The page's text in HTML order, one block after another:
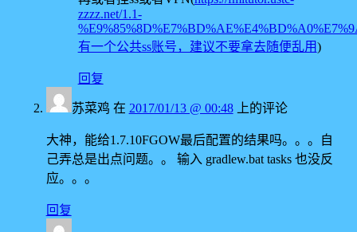
zzzz.net/1.1-
有一个公共ss账号，建议不要拿去随便乱用)
回复
苏菜鸡 在 2017/01/13 @ 00:48上的评论
大神，能给1.7.10FGOW最后配置的结果吗。。。自
己弄总是出点问题。。 输入 gradlew.bat tasks 也没反
应。。。
回复